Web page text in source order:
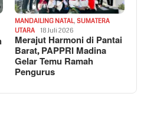
MANDAILING NATAL, SUMATERA
UTARA
18 Juli 2026
Merajut Harmoni di Pantai
Barat, PAPPRI Madina
Gelar Temu Ramah
Pengurus